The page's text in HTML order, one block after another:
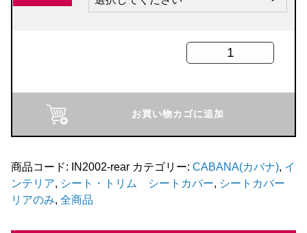
ー
【ユ
ニ
お買い物カゴに追加
商品コード: IN2002-rear カテゴリー: CABANA(カバナ), イ
ンテリア, シート・トリム シートカバー, シートカバー
リアのみ, 全商品